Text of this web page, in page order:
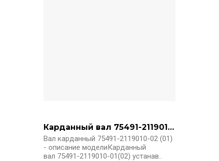
Карданный вал 75491-2119010-01(02)
Вал карданный 75491-2119010-02 (01)
- описание моделиКарданный
вал 75491-2119010-01(02) устанав..